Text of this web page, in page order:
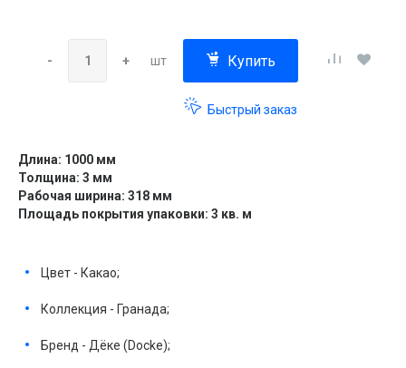
- + шт Купить
Быстрый заказ
Длина: 1000 мм
Толщина: 3 мм
Рабочая ширина: 318 мм
Площадь покрытия упаковки: 3 кв. м
Цвет - Какао;
Коллекция - Гранада;
Бренд - Дёке (Docke);